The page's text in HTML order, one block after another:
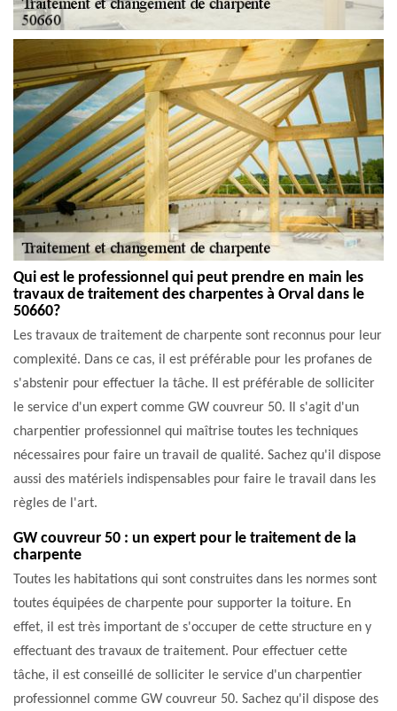
Qui est le professionnel qui peut prendre en main les
travaux de traitement des charpentes à Orval dans le
50660?
Les travaux de traitement de charpente sont reconnus pour leur
complexité. Dans ce cas, il est préférable pour les profanes de
s'abstenir pour effectuer la tâche. Il est préférable de solliciter
le service d'un expert comme GW couvreur 50. Il s'agit d'un
charpentier professionnel qui maîtrise toutes les techniques
nécessaires pour faire un travail de qualité. Sachez qu'il dispose
aussi des matériels indispensables pour faire le travail dans les
règles de l'art.
GW couvreur 50 : un expert pour le traitement de la
charpente
Toutes les habitations qui sont construites dans les normes sont
toutes équipées de charpente pour supporter la toiture. En
effet, il est très important de s'occuper de cette structure en y
effectuant des travaux de traitement. Pour effectuer cette
tâche, il est conseillé de solliciter le service d'un charpentier
professionnel comme GW couvreur 50. Sachez qu'il dispose des